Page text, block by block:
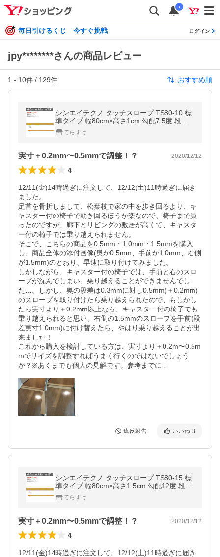
i
毎日引けるくじ 今すぐ挑戦 ログイン
jpy********さんの商品レビュー
1 - 10件 / 129件 おすすめ順
シンエイテクノ タッチスロープ TS80-10 標
準タイプ 幅80cm×高さ1cm 勾配7.5度 段差
解消 転倒防止 室内をかんたんリフォーム ※
溝はありません
てらすけ
実寸＋0.2mm〜0.5mmで調整！？ 2020/12/12
4
12/11(金)14時過ぎに注文して、12/12(土)11時過ぎに届き
ました。
足首を骨折しまして、松葉杖で家の中を歩き回るより、キ
ャスター付の椅子で動き回るほうが楽なので、椅子まで買
ったのですが、廊下とリビングの敷居が高くて、キャスタ
ー付の椅子では乗り越えられません。
そこで、こちらの商品を0.5mm・1.0mm・1.5mmを購入
し、商品全体の添付画像(奥が0.5mm、手前が1.0mm、右側
が1.5mm)のとおり、早速に取り付けてみました。
しかしながら、キャスター付の椅子では、手前と右のスロ
ープが沈んでしまい、乗り越えることができませんでし
た…。しかし、奥の段差は0.3mmに対し0.5mm(＋0.2mm)
のスロープを取り付けたら乗り越えられたので、もしかし
たら実寸より＋0.2mm以上なら、キャスター付の椅子でも
乗り越えられると思い、右側の1.5mmのスロープを手前(段
差実寸1.0mm)に付け替えたら、やはり乗り越えることが出
来ました！
これから購入を検討している方は、実寸より＋0.2m〜0.5m
mでサイズを調整すればうまく行くのではないでしょう
か？※あくまでも個人の見解です。参考までに！
違反報告 いいね 3
シンエイテクノ タッチスロープ TS80-15 標
準タイプ 幅80cm×高さ1.5cm 勾配12度 段差
解消 転倒防止 室内をかんたんリフォーム ※
溝はありません
てらすけ
実寸＋0.2mm〜0.5mmで調整！？ 2020/12/12
4
12/11(金)14時過ぎに注文して、12/12(土)11時過ぎに届き